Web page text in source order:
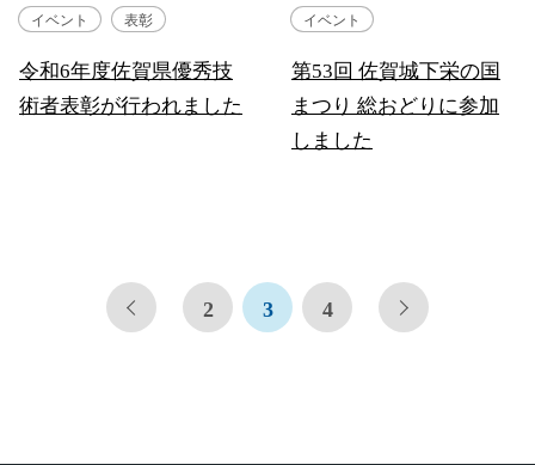
イベント 表彰
令和6年度佐賀県優秀技
術者表彰が行われました
イベント
第53回 佐賀城下栄の国
まつり 総おどりに参加
しました
2 3 4